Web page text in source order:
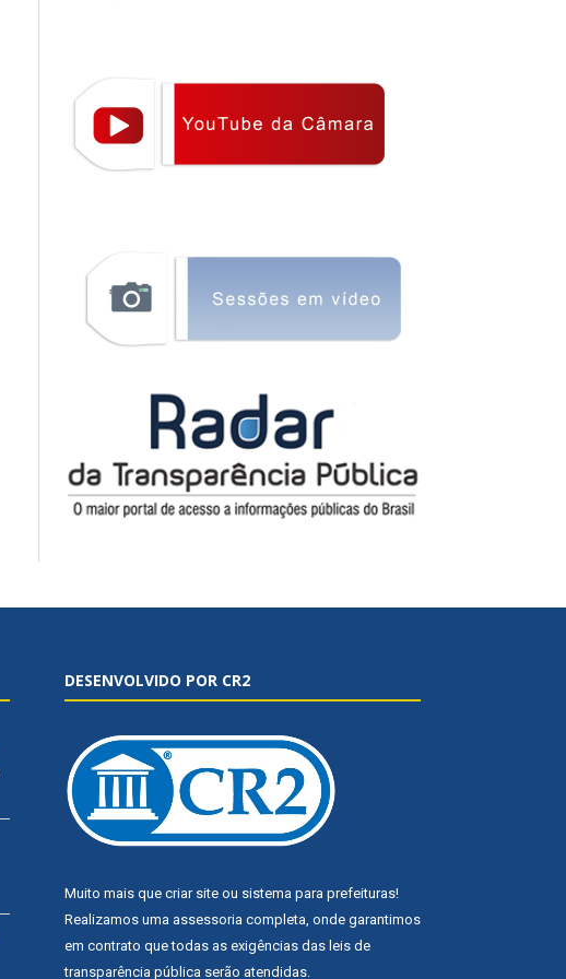
DESENVOLVIDO POR CR2
Muito mais que criar site ou sistema para prefeituras!
Realizamos uma assessoria completa, onde garantimos
em contrato que todas as exigências das leis de
transparência pública serão atendidas.